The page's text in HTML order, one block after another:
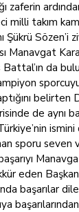
zaferin
milli takım
Şükrü Sözen’i
Manavgat
da
sporcuyu
belirten
de aynı
sporu seven
eden
başarılar